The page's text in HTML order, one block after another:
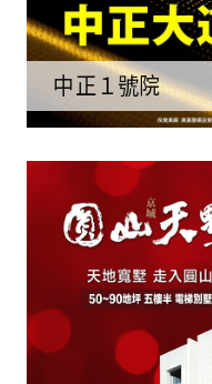
中正１號院